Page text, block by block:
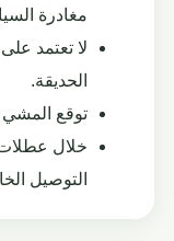
مغادرة
لا تعتمد
الحديقة.
توقع
خلال عطلات
التوصيل